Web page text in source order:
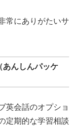
常にありがたいサ
あんしんパッケ
英会話のオプショ
定期的な学習相談